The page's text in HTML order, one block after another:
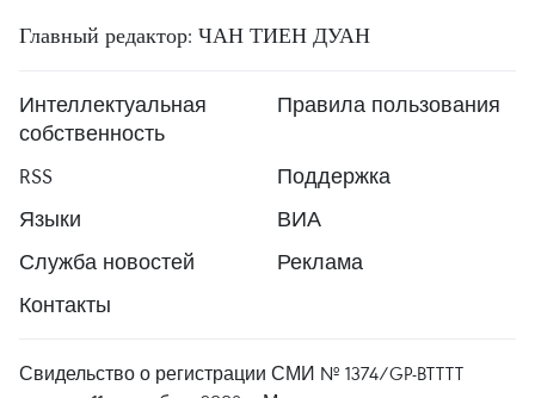
Главный редактор: ЧАН ТИЕН ДУАН
Интеллектуальная
собственность
Правила пользования
RSS
Поддержка
Языки
ВИА
Служба новостей
Реклама
Контакты
Свидельство о регистрации СМИ № 1374/GP-BTTTT